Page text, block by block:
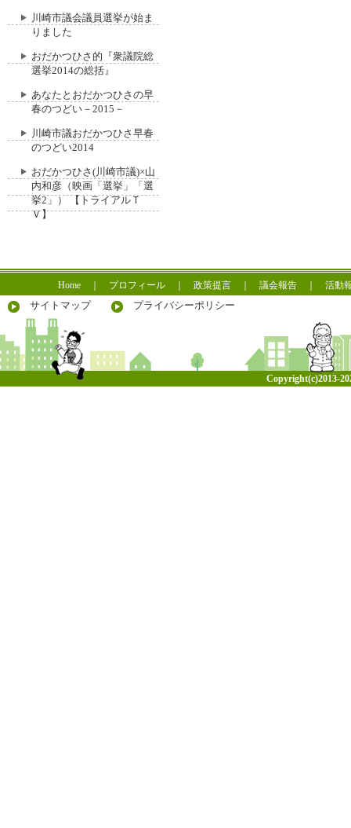
川崎市議会議員選挙が始ま
りました
おだかつひさ的『衆議院総
選挙2014の総括』
あなたとおだかつひさの早
春のつどい－2015－
川崎市議おだかつひさ早春
のつどい2014
おだかつひさ(川崎市議)×山
内和彦（映画「選挙」「選
挙2」） 【トライアルＴ
Ｖ】
Home｜ プロフィール｜ 政策提言｜ 議会報告｜ 活動
サイトマップ プライバシーポリシー
Copyright(c)2013-